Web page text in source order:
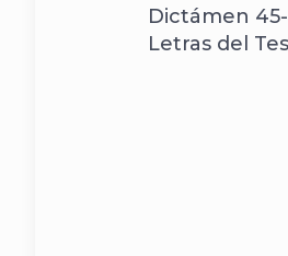
Dictámen
Letras del